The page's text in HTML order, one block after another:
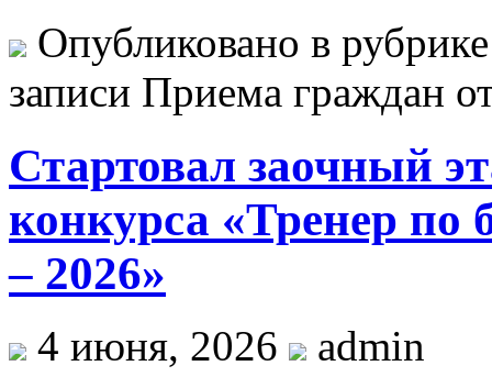
Опубликовано в
записи Приема граждан
Стартовал заочный
конкурса «Тренер по
– 2026»
4 июня, 2026
admin